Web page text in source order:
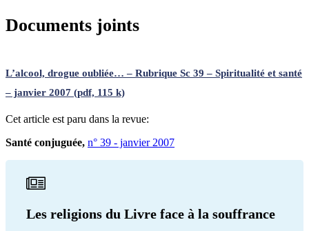
Documents joints
L’alcool, drogue oubliée… – Rubrique Sc 39 – Spiritualité et santé
– janvier 2007 (pdf, 115 k)
Cet article est paru dans la revue:
Santé conjuguée, n° 39 - janvier 2007
Les religions du Livre face à la souffrance